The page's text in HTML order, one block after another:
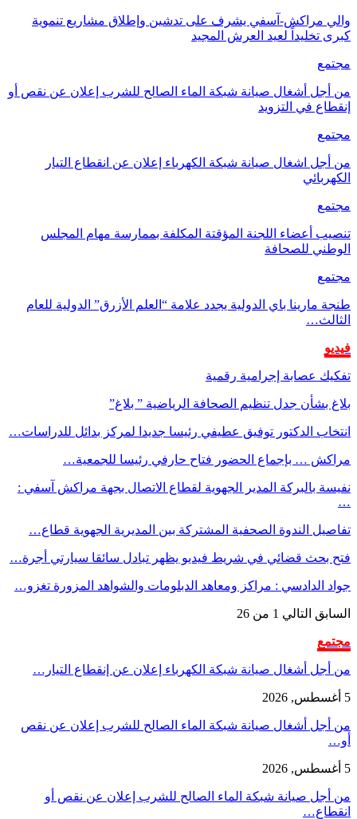
والي مراكش-آسفي يشرف على تدشين وإطلاق مشاريع تنموية
كبرى تخليداً لعيد العرش المجيد
مجتمع
من أجل أشغال صيانة شبكة الماء الصالح للشرب إعلان عن نقص أو
إنقطاع في التزويد
مجتمع
من أجل اشغال صيانة شبكة الكهرباء إعلان عن انقطاع التيار
الكهربائي
مجتمع
تنصيب أعضاء اللجنة المؤقتة المكلفة بممارسة مهام المجلس
الوطني للصحافة
مجتمع
طنجة مارينا باي الدولية يجدد علامة “العلم الأزرق” الدولية للعام
الثالث…
فيديو
تفكيك عصابة إجرامية رقمية
بلاغ بشأن جدل تنظيم الصحافة الرياضية ” بلاغ”
انتخاب الدكتور توفيق عطيفي رئيسا جديدا لمركز بدائل للدراسات…
مراكش … بإجماع الحضور فتاح حارفي رئيسا للجمعية…
نفيسة بالبركة المدير الجهوية لقطاع الاتصال بجهة مراكش آسفي :
…
تفاصيل الندوة الصحفية المشتركة بين المديرية الجهوية قطاع…
فتح بحث قضائي في شريط فيديو يظهر تبادل سائقا سيارتي أجرة…
جواد الدادسي : مراكز ومعاهد الدبلومات والشواهد المزورة تغزو…
السابق التالي 1 من 26
مجتمع
من أجل أشغال صيانة شبكة الكهرباء إعلان عن إنقطاع التيار…
5 أغسطس, 2026
من أجل أشغال صيانة شبكة الماء الصالح للشرب إعلان عن نقص
أو…
5 أغسطس, 2026
من أجل صيانة شبكة الماء الصالح للشرب إعلان عن نقص أو
انقطاع…